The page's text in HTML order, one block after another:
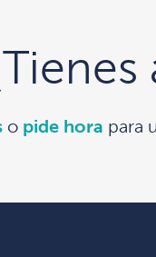
o pide hora para